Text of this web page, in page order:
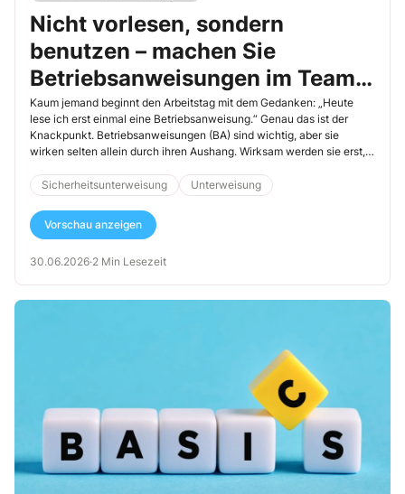
Nicht vorlesen, sondern
benutzen – machen Sie
Betriebsanweisungen im Team
lebendig
Kaum jemand beginnt den Arbeitstag mit dem Gedanken: „Heute
lese ich erst einmal eine Betriebsanweisung.“ Genau das ist der
Knackpunkt. Betriebsanweisungen (BA) sind wichtig, aber sie
wirken selten allein durch ihren Aushang. Wirksam werden sie erst,
einem Handgriff, einer Entscheidung, einem Stopp im richtigen
Moment. Ihre Unterweisung hat einen entscheidenden Einfluss
darauf, ob das gelingt.
Sicherheitsunterweisung Unterweisung
Vorschau anzeigen
30.06.2026·2 Min Lesezeit